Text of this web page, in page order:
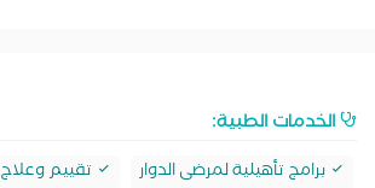
الخدمات الطبية:
برامج تأهيلية لمرضى الدوار
تقييم وعلاج